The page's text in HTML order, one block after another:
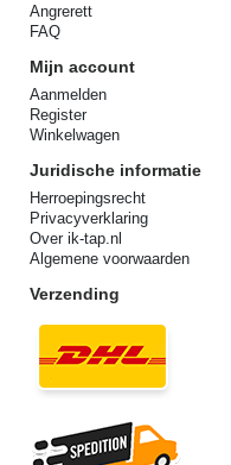
Angrerett
FAQ
Mijn account
Aanmelden
Register
Winkelwagen
Juridische informatie
Herroepingsrecht
Privacyverklaring
Over ik-tap.nl
Algemene voorwaarden
Verzending